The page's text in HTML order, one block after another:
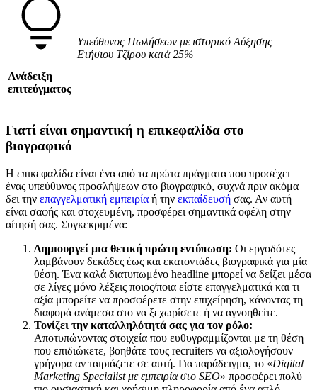
Ανάδειξη
επιτεύγματος
Υπεύθυνος Πωλήσεων με ιστορικό Αύξησης
Ετήσιου Τζίρου κατά 25%
Γιατί είναι σημαντική η επικεφαλίδα στο
βιογραφικό
Η επικεφαλίδα είναι ένα από τα πρώτα πράγματα που προσέχει
ένας υπεύθυνος προσλήψεων στο βιογραφικό, συχνά πριν ακόμα
δει την επαγγελματική εμπειρία ή την εκπαίδευσή σας. Αν αυτή
είναι σαφής και στοχευμένη, προσφέρει σημαντικά οφέλη στην
αίτησή σας. Συγκεκριμένα:
Δημιουργεί μια θετική πρώτη εντύπωση: Οι εργοδότες
λαμβάνουν δεκάδες έως και εκατοντάδες βιογραφικά για μία
θέση. Ένα καλά διατυπωμένο headline μπορεί να δείξει μέσα
σε λίγες μόνο λέξεις ποιος/ποια είστε επαγγελματικά και τι
αξία μπορείτε να προσφέρετε στην επιχείρηση, κάνοντας τη
διαφορά ανάμεσα στο να ξεχωρίσετε ή να αγνοηθείτε.
Τονίζει την καταλληλότητά σας για τον ρόλο:
Αποτυπώνοντας στοιχεία που ευθυγραμμίζονται με τη θέση
που επιδιώκετε, βοηθάτε τους recruiters να αξιολογήσουν
γρήγορα αν ταιριάζετε σε αυτή. Για παράδειγμα, το «Digital
Marketing Specialist με εμπειρία στο SEO» προσφέρει πολύ